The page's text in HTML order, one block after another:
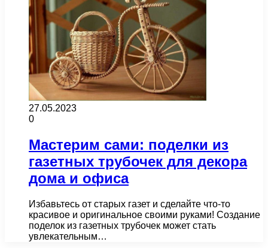
27.05.2023
0
Мастерим сами: поделки из
газетных трубочек для декора
дома и офиса
Избавьтесь от старых газет и сделайте что-то
красивое и оригинальное своими руками! Создание
поделок из газетных трубочек может стать
увлекательным…